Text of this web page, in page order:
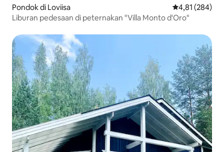
Pondok di Loviisa Nilai rata-rata
4,81 (284)
Liburan pedesaan di peternakan "Villa Monto d'Oro"